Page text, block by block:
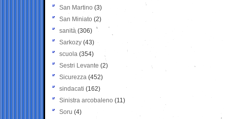
San Martino (3)
San Miniato (2)
sanità (306)
Sarkozy (43)
scuola (354)
Sestri Levante (2)
Sicurezza (452)
sindacati (162)
Sinistra arcobaleno (11)
Soru (4)